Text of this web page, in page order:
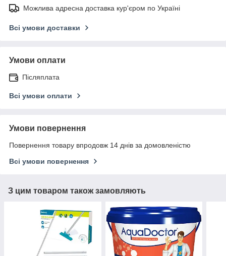
Можлива адресна доставка кур'єром по Україні
Всі умови доставки
Умови оплати
Післяплата
Всі умови оплати
Умови повернення
Повернення товару впродовж 14 днів за домовленістю
Всі умови повернення
З цим товаром також замовляють